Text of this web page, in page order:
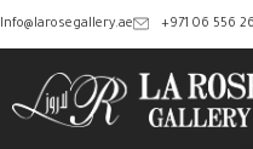
‎+971 06 556
Info@larosegallery.ae